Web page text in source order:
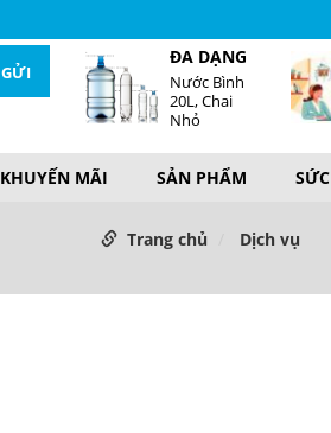
ĐA DẠNG
Nước Bình
20L, Chai
Nhỏ
KHUYẾN MÃI SẢN PHẨM
Trang chủ Dịch vụ